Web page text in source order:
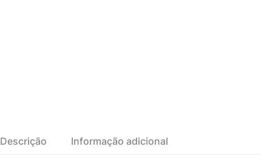
Descrição Informação adicional